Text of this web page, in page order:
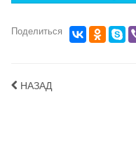
Поделиться
НАЗАД